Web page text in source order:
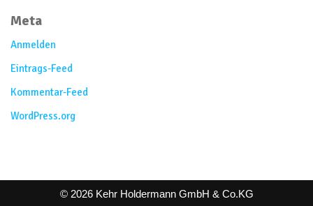
Meta
Anmelden
Eintrags-Feed
Kommentar-Feed
WordPress.org
© 2026 Kehr Holdermann GmbH & Co.KG